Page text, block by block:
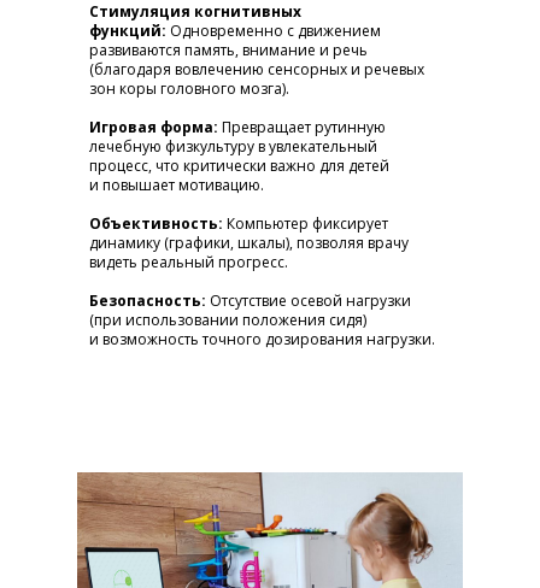
Стимуляция когнитивных
функций: Одновременно с движением
развиваются память, внимание и речь
(благодаря вовлечению сенсорных и речевых
зон коры головного мозга).
Игровая форма: Превращает рутинную
лечебную физкультуру в увлекательный
процесс, что критически важно для детей
и повышает мотивацию.
Объективность: Компьютер фиксирует
динамику (графики, шкалы), позволяя врачу
видеть реальный прогресс.
Безопасность: Отсутствие осевой нагрузки
(при использовании положения сидя)
и возможность точного дозирования нагрузки.